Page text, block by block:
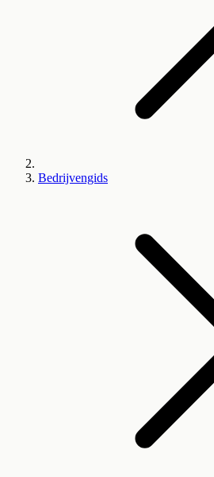
Bedrijvengids